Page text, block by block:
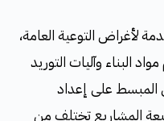
لأغراض التوعية العامة،
البناء وآليات التوريد
المبسط على إعداد
المشاريع تختلف من